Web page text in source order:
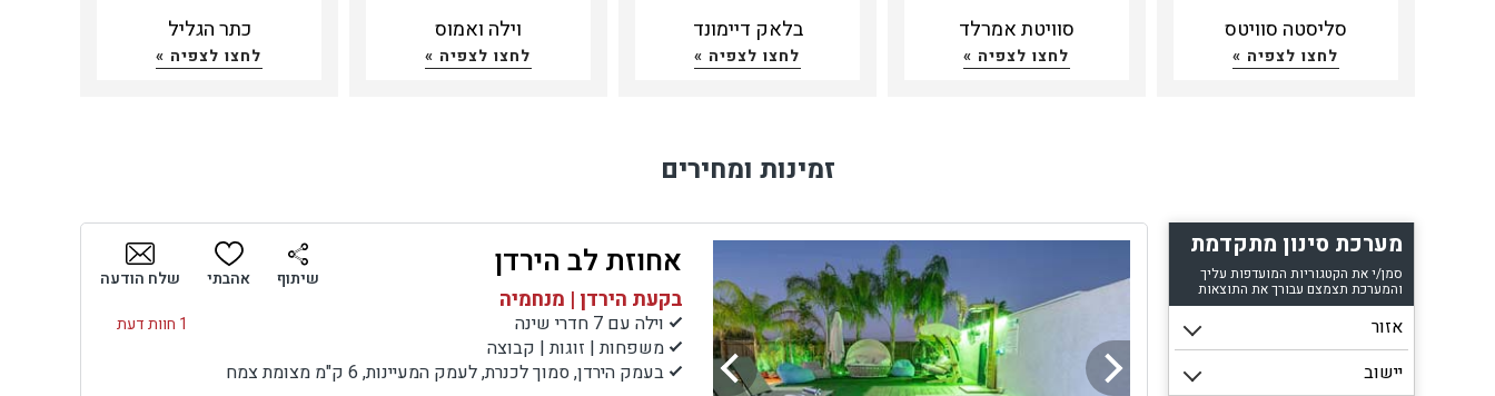
סליסטה סוויטס
לחצו לצפיה »
סוויטת אמרלד
לחצו לצפיה »
בלאק דיימונד
לחצו לצפיה »
וילה ואמוס
לחצו לצפיה »
כתר הגליל
לחצו לצפיה »
זמינות ומחירים
מערכת סינון מתקדמת
סמן/י את הקטגוריות המועדפות עליך
והמערכת תצמצם עבורך את התוצאות
אחוזת לב הירדן
בקעת הירדן | מנחמיה
1 חוות דעת
וילה עם 7 חדרי שינה
משפחות | זוגות | קבוצה
בעמק הירדן, סמוך לכנרת, לעמק המעיינות, 6 ק"מ מצומת צמח
שיתוף אהבתי שלח הודעה